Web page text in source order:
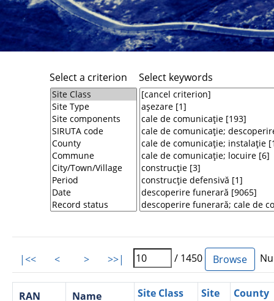
Select a criterion Select keywords
|<< < > >>| / 1450
RAN
Name
Site Class
Site
County